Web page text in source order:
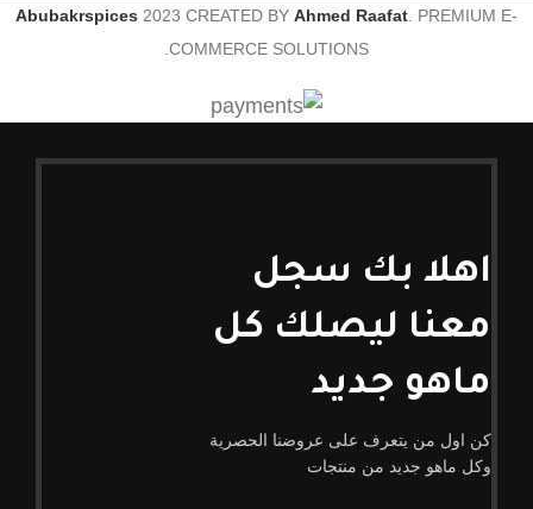
Abubakrspices 2023 CREATED BY Ahmed Raafat . PREMIUM E-
COMMERCE SOLUTIONS.
اهلا بك سجل
معنا ليصلك كل
ماهو جديد
كن اول من يتعرف على عروضنا الحصرية
وكل ماهو جديد من منتجات